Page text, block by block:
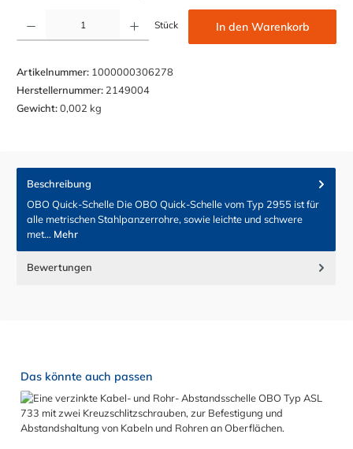
Produkt Anzahl: Gib den gewünschten Wert ein oder benutze die Schaltflächen um die Anzahl
Stück In den Warenkorb
Artikelnummer: 1000000306278
Herstellernummer: 2149004
Gewicht:0,002 kg
Beschreibung
OBO Quick-Schelle Die OBO Quick-Schelle vom Typ 2955 ist für
alle metrischen Stahlpanzerrohre, sowie leichte und schwere
met… Mehr
Bewertungen
Produktgalerie überspringen
Das könnte auch passen